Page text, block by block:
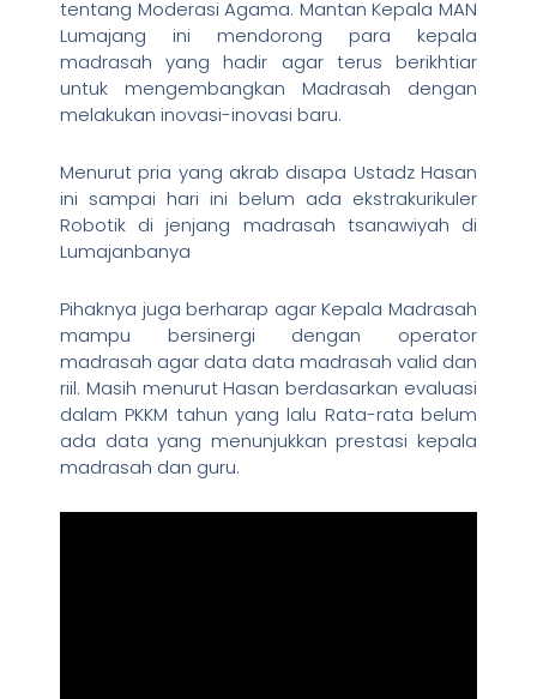
tentang Moderasi Agama. Mantan Kepala MAN
Lumajang ini mendorong para kepala
madrasah yang hadir agar terus berikhtiar
untuk mengembangkan Madrasah dengan
melakukan inovasi-inovasi baru.
Menurut pria yang akrab disapa Ustadz Hasan
ini sampai hari ini belum ada ekstrakurikuler
Robotik di jenjang madrasah tsanawiyah di
Lumajanbanya
Pihaknya juga berharap agar Kepala Madrasah
mampu bersinergi dengan operator
madrasah agar data data madrasah valid dan
riil. Masih menurut Hasan berdasarkan evaluasi
dalam PKKM tahun yang lalu Rata-rata belum
ada data yang menunjukkan prestasi kepala
madrasah dan guru.